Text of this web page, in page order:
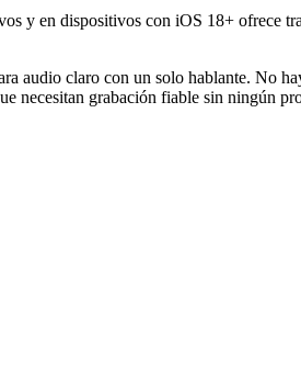
y en dispositivos con iOS 18+ ofrece
audio claro con un solo hablante. No
necesitan grabación fiable sin ningún